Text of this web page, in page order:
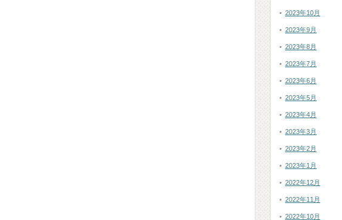
2023年10月
2023年9月
2023年8月
2023年7月
2023年6月
2023年5月
2023年4月
2023年3月
2023年2月
2023年1月
2022年12月
2022年11月
2022年10月